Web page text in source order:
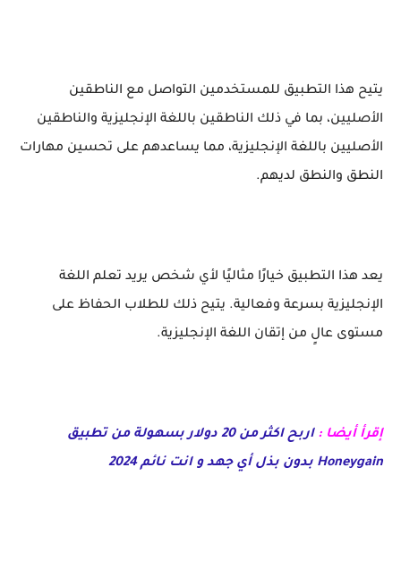
يتيح هذا التطبيق للمستخدمين التواصل مع الناطقين
الأصليين، بما في ذلك الناطقين باللغة الإنجليزية والناطقين
الأصليين باللغة الإنجليزية، مما يساعدهم على تحسين مهارات
النطق والنطق لديهم.
يعد هذا التطبيق خيارًا مثاليًا لأي شخص يريد تعلم اللغة
الإنجليزية بسرعة وفعالية. يتيح ذلك للطلاب الحفاظ على
مستوى عالٍ من إتقان اللغة الإنجليزية.
إقرأ أيضا :
اربح اكثر من 20 دولار بسهولة من تطبيق
Honeygain بدون بذل أي جهد و انت نائم 2024